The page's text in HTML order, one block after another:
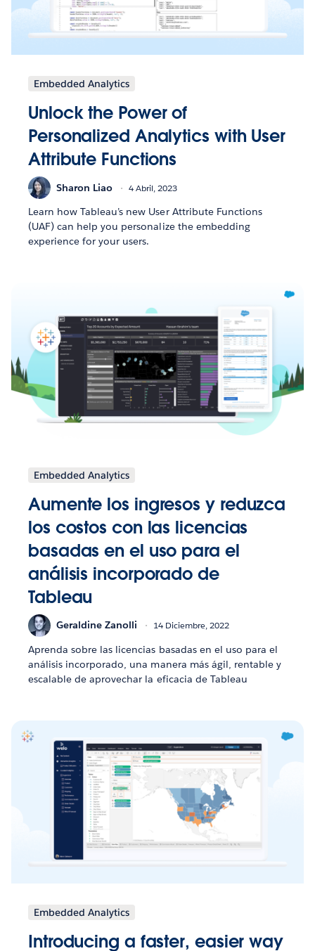
Embedded Analytics
Unlock the Power of
Personalized Analytics with User
Attribute Functions
Sharon Liao 4 Abril, 2023
Learn how Tableau’s new User Attribute Functions
(UAF) can help you personalize the embedding
experience for your users.
Embedded Analytics
Aumente los ingresos y reduzca
los costos con las licencias
basadas en el uso para el
análisis incorporado de
Tableau
Geraldine Zanolli 14 Diciembre, 2022
Aprenda sobre las licencias basadas en el uso para el
análisis incorporado, una manera más ágil, rentable y
escalable de aprovechar la eficacia de Tableau
Embedded Analytics
Introducing a faster, easier way